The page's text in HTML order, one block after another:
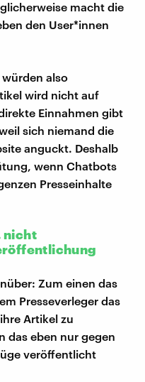
macht die
den User*innen
würden also
wird nicht auf
Einnahmen gibt
sich niemand die
anguckt. Deshalb
wenn Chatbots
Presseinhalte
nicht
Zum einen das
Presseverleger das
Artikel zu
das eben nur gegen
veröffentlicht